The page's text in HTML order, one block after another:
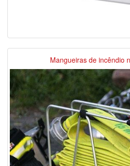
Mangueiras de incêndio